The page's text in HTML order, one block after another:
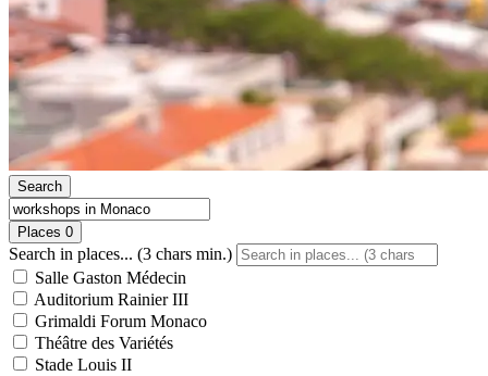
Search
Places 0
Search in places... (3 chars min.)
Salle Gaston Médecin
Auditorium Rainier III
Grimaldi Forum Monaco
Théâtre des Variétés
Stade Louis II